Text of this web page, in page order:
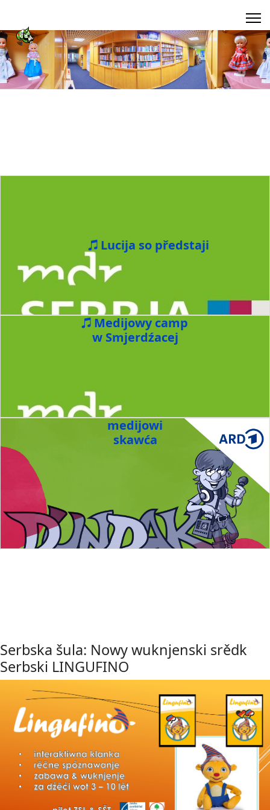
Lucija so předstaji
Medijowy camp
w Smjerdźacej
medijowi
skawća
Serbska šula: Nowy wuknjenski srědk
Serbski LINGUFINO